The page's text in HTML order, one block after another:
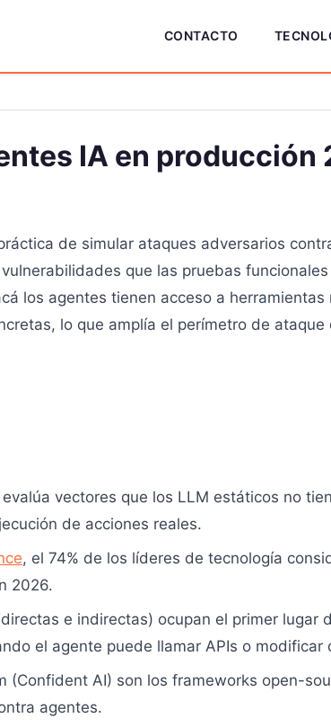
CONTACTO
IA en producción
de simular ataques adversarios
que las pruebas
los agentes tienen acceso a
lo que amplía el perímetro de
vectores que los LLM estáticos no
de acciones reales.
, el 74% de los líderes de tecnología
2026.
e indirectas) ocupan el primer lugar
el agente puede llamar APIs o modificar
(Confident AI) son los frameworks open-
agentes.